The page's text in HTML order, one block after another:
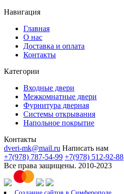
Навигация
Главная
О нас
Доставка и оплата
Контакты
Категории
Входные двери
Межкомнатные двери
Фурнитура дверная
Системы открывания
Напольное покрытие
Контакты
dveri-mk@mail.ru Написать нам
+7(978) 787-54-99 +7(978) 512-92-88
Все права защищены. 2010-2023